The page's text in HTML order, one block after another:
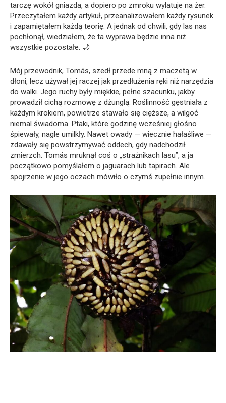
tarczę wokół gniazda, a dopiero po zmroku wylatuje na żer.
Przeczytałem każdy artykuł, przeanalizowałem każdy rysunek
i zapamiętałem każdą teorię. A jednak od chwili, gdy las nas
pochłonął, wiedziałem, że ta wyprawa będzie inna niż
wszystkie pozostałe. 🌙
Mój przewodnik, Tomás, szedł przede mną z maczetą w
dłoni, lecz używał jej raczej jak przedłużenia ręki niż narzędzia
do walki. Jego ruchy były miękkie, pełne szacunku, jakby
prowadził cichą rozmowę z dżunglą. Roślinność gęstniała z
każdym krokiem, powietrze stawało się cięższe, a wilgoć
niemal świadoma. Ptaki, które godzinę wcześniej głośno
śpiewały, nagle umilkły. Nawet owady — wiecznie hałaśliwe —
zdawały się powstrzymywać oddech, gdy nadchodził
zmierzch. Tomás mruknął coś o „strażnikach lasu”, a ja
początkowo pomyślałem o jaguarach lub tapirach. Ale
spojrzenie w jego oczach mówiło o czymś zupełnie innym.